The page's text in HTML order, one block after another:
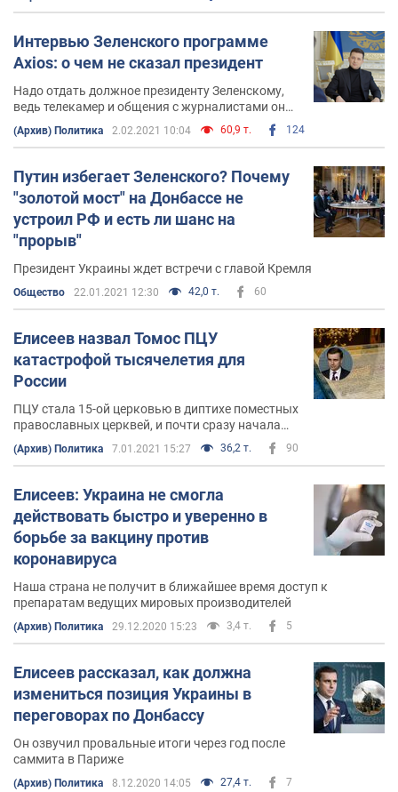
Интервью Зеленского программе
Axios: о чем не сказал президент
Надо отдать должное президенту Зеленскому,
ведь телекамер и общения с журналистами он
не боится, какие бы непрофессиональные
сигналы не озвучивал
(Архив) Политика 2.02.2021 10:04 60,9 т. 124
Путин избегает Зеленского? Почему
"золотой мост" на Донбассе не
устроил РФ и есть ли шанс на
"прорыв"
Президент Украины ждет встречи с главой Кремля
Общество 22.01.2021 12:30 42,0 т. 60
Елисеев назвал Томос ПЦУ
катастрофой тысячелетия для
России
ПЦУ стала 15-ой церковью в диптихе поместных
православных церквей, и почти сразу начала
приобретать свое международное признание
(Архив) Политика 7.01.2021 15:27 36,2 т. 90
Елисеев: Украина не смогла
действовать быстро и уверенно в
борьбе за вакцину против
коронавируса
Наша страна не получит в ближайшее время доступ к
препаратам ведущих мировых производителей
(Архив) Политика 29.12.2020 15:23 3,4 т. 5
Елисеев рассказал, как должна
измениться позиция Украины в
переговорах по Донбассу
Он озвучил провальные итоги через год после
саммита в Париже
(Архив) Политика 8.12.2020 14:05 27,4 т. 7